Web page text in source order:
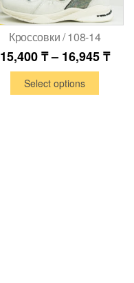
Кроссовки / 108-14
15,400₸– 16,945₸
Select options